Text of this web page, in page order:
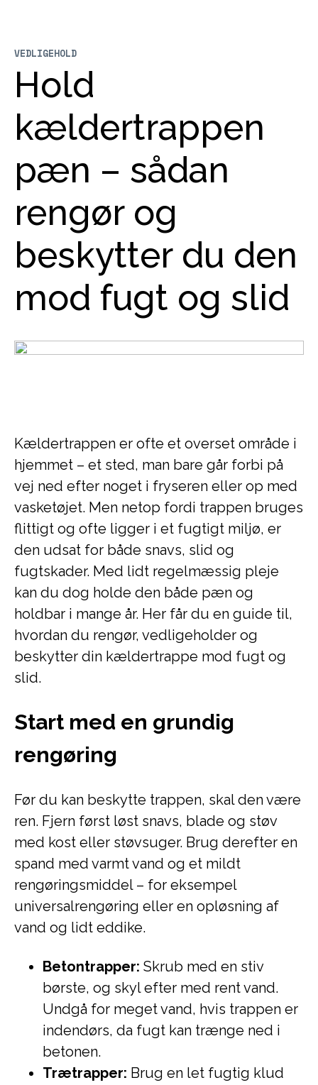
Hold
kældertrappen
pæn – sådan
rengør og
beskytter du den
mod fugt og slid
VEDLIGEHOLD
Kældertrappen er ofte et overset område i
hjemmet – et sted, man bare går forbi på
vej ned efter noget i fryseren eller op med
vasketøjet. Men netop fordi trappen bruges
flittigt og ofte ligger i et fugtigt miljø, er
den udsat for både snavs, slid og
fugtskader. Med lidt regelmæssig pleje
kan du dog holde den både pæn og
holdbar i mange år. Her får du en guide til,
hvordan du rengør, vedligeholder og
beskytter din kældertrappe mod fugt og
slid.
Start med en grundig
rengøring
Før du kan beskytte trappen, skal den være
ren. Fjern først løst snavs, blade og støv
med kost eller støvsuger. Brug derefter en
spand med varmt vand og et mildt
rengøringsmiddel – for eksempel
universalrengøring eller en opløsning af
vand og lidt eddike.
Betontrapper: Skrub med en stiv
børste, og skyl efter med rent vand.
Undgå for meget vand, hvis trappen er
indendørs, da fugt kan trænge ned i
betonen.
Trætrapper: Brug en let fugtig klud